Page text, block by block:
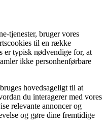
tjenester, bruger vores
til en række
er typisk nødvendige for, at
ikke personhenførbare
hovedsageligt til at
du interagerer med vores
relevante annoncer og
og gøre dine fremtidige